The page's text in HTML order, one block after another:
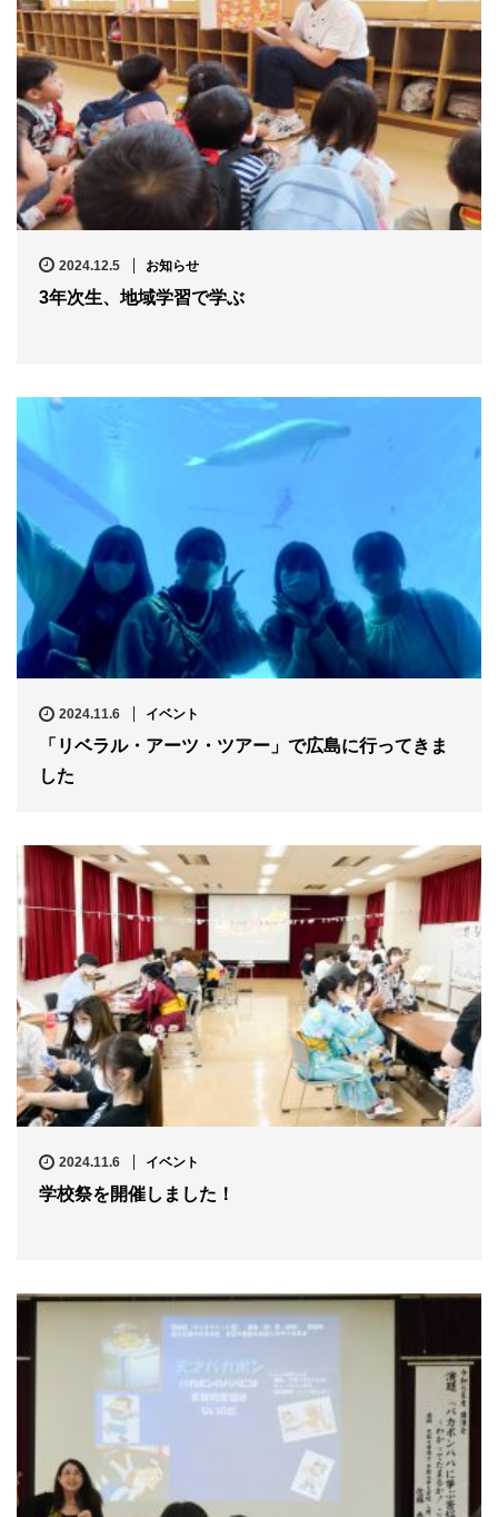
2024.12.5 お知らせ
3年次生、地域学習で学ぶ
2024.11.6 イベント
「リベラル・アーツ・ツアー」で広島に行ってきま
した
2024.11.6 イベント
学校祭を開催しました！